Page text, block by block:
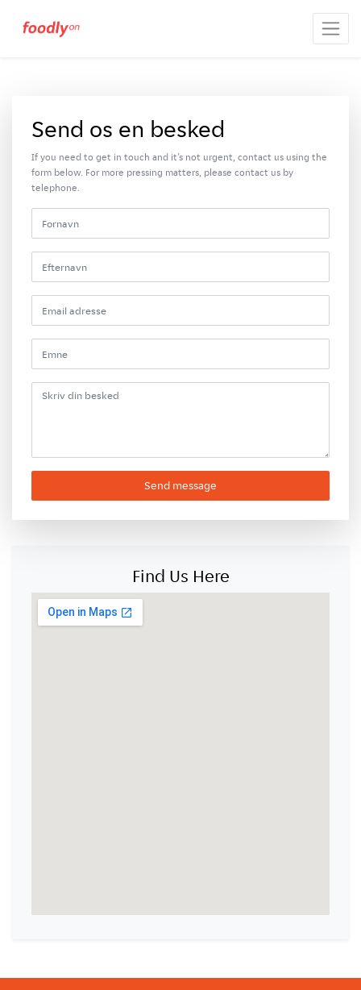
Send os en besked
If you need to get in touch and it’s not urgent, contact us using the
form below. For more pressing matters, please contact us by
telephone.
Send message
Find Us Here